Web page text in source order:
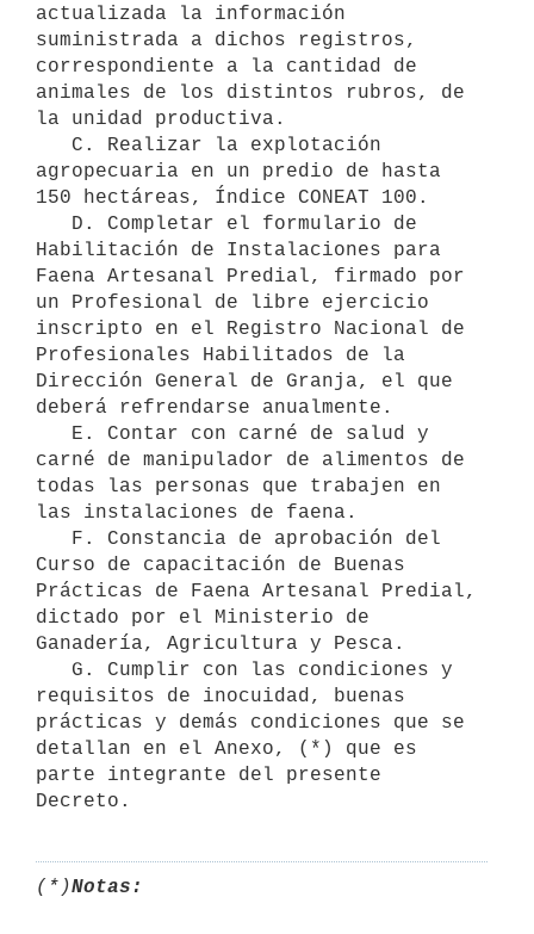
actualizada la información
suministrada a dichos registros,
correspondiente a la cantidad de
animales de los distintos rubros, de
la unidad productiva.
agropecuaria en un predio de hasta
150 hectáreas, Índice CONEAT 100.
Habilitación de Instalaciones para
Faena Artesanal Predial, firmado por
un Profesional de libre ejercicio
inscripto en el Registro Nacional de
Profesionales Habilitados de la
Dirección General de Granja, el que
deberá refrendarse anualmente.
carné de manipulador de alimentos de
todas las personas que trabajen en
las instalaciones de faena.
Curso de capacitación de Buenas
Prácticas de Faena Artesanal Predial,
dictado por el Ministerio de
Ganadería, Agricultura y Pesca.
requisitos de inocuidad, buenas
prácticas y demás condiciones que se
detallan en el Anexo, (*) que es
parte integrante del presente
Decreto.
(*)Notas: